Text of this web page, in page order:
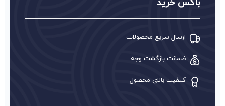
باکس خرید
ارسال سریع محصولات
ضمانت بازگشت وجه
کیفیت بالای محصول